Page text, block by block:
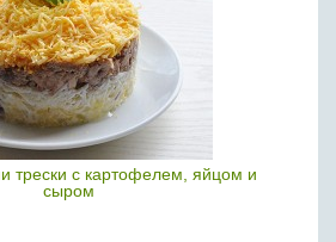
трески с картофелем, яйцом и
сыром